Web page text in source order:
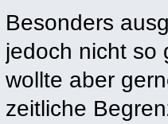
Besonders
jedoch nicht so
wollte aber
zeitliche